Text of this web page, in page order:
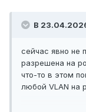
В
сейчас явно не
разрешена на
что-то в этом
любой VLAN на